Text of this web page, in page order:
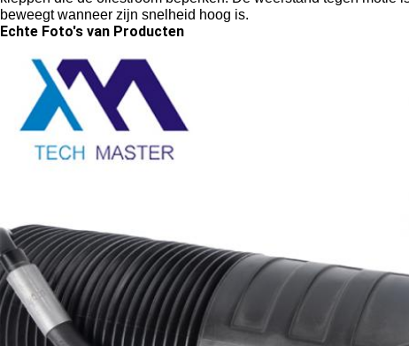
beweegt wanneer zijn snelheid hoog is.
Echte Foto's van Producten